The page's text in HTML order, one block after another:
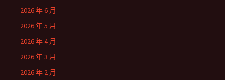
2026 年 6 月
2026 年 5 月
2026 年 4 月
2026 年 3 月
2026 年 2 月